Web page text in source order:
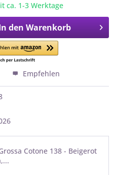
ca. 1-3 Werktage
den Warenkorb
Empfehlen
Cotone 138 - Beigerot